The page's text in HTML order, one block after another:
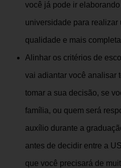
você já pode ir
universidade para realizar
qualidade e mais
Alinhar os critérios de
vai adiantar você analisar
tomar a sua decisão, se
família, ou quem será
auxílio durante a
antes de decidir entre a
que você precisará de